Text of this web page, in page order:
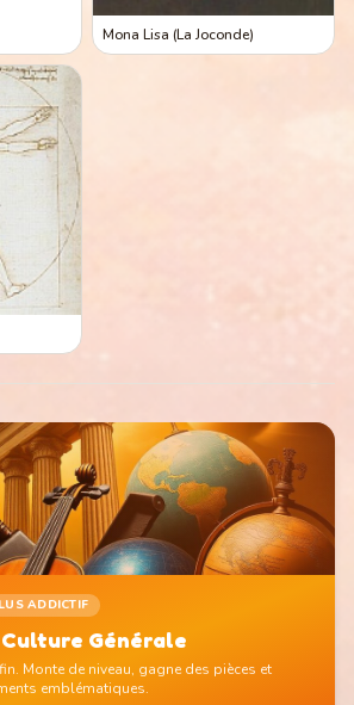
Mona Lisa (La Joconde)
ADDICTIF
Générale
Monte de niveau, gagne des pièces et
emblématiques.